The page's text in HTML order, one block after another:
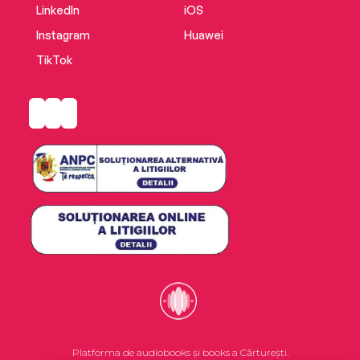
LinkedIn
Instagram
TikTok
iOS
Huawei
Platforma de audiobooks și books a Cărturești.